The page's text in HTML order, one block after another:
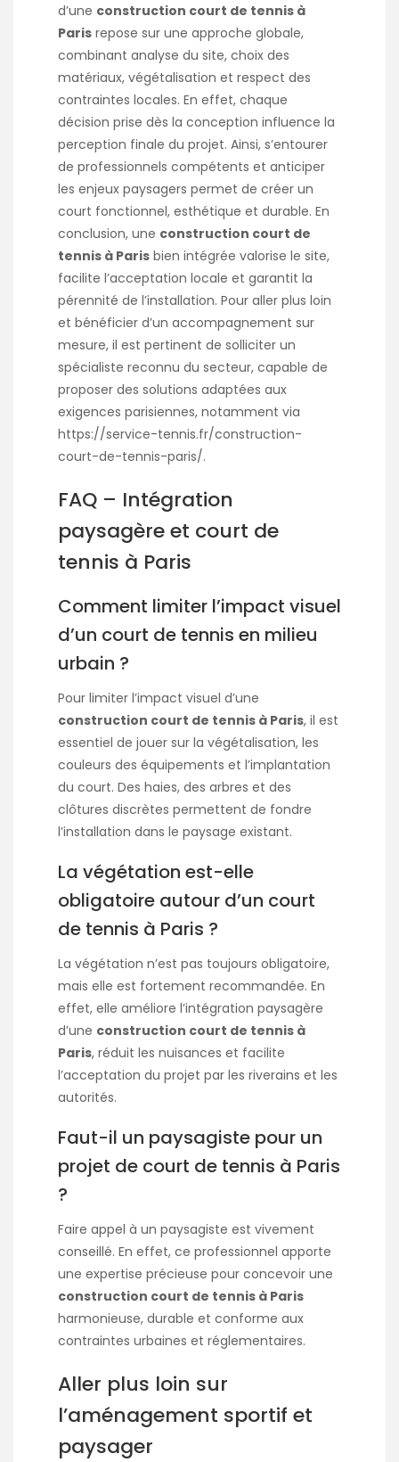
d’une construction court de tennis à
Paris repose sur une approche globale,
combinant analyse du site, choix des
matériaux, végétalisation et respect des
contraintes locales. En effet, chaque
décision prise dès la conception influence la
perception finale du projet. Ainsi, s’entourer
de professionnels compétents et anticiper
les enjeux paysagers permet de créer un
court fonctionnel, esthétique et durable. En
conclusion, une construction court de
tennis à Paris bien intégrée valorise le site,
facilite l’acceptation locale et garantit la
pérennité de l’installation. Pour aller plus loin
et bénéficier d’un accompagnement sur
mesure, il est pertinent de solliciter un
spécialiste reconnu du secteur, capable de
proposer des solutions adaptées aux
exigences parisiennes, notamment via
https://service-tennis.fr/construction-
court-de-tennis-paris/.
FAQ – Intégration
paysagère et court de
tennis à Paris
Comment limiter l’impact visuel
d’un court de tennis en milieu
urbain ?
Pour limiter l’impact visuel d’une
construction court de tennis à Paris, il est
essentiel de jouer sur la végétalisation, les
couleurs des équipements et l’implantation
du court. Des haies, des arbres et des
clôtures discrètes permettent de fondre
l’installation dans le paysage existant.
La végétation est-elle
obligatoire autour d’un court
de tennis à Paris ?
La végétation n’est pas toujours obligatoire,
mais elle est fortement recommandée. En
effet, elle améliore l’intégration paysagère
d’une construction court de tennis à
Paris, réduit les nuisances et facilite
l’acceptation du projet par les riverains et les
autorités.
Faut-il un paysagiste pour un
projet de court de tennis à Paris
?
Faire appel à un paysagiste est vivement
conseillé. En effet, ce professionnel apporte
une expertise précieuse pour concevoir une
construction court de tennis à Paris
harmonieuse, durable et conforme aux
contraintes urbaines et réglementaires.
Aller plus loin sur
l’aménagement sportif et
paysager